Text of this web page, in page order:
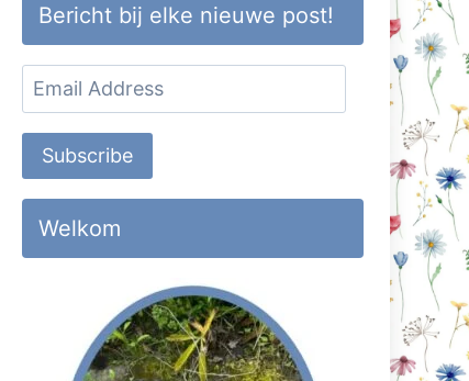
Bericht bij elke nieuwe post!
Email
Address
Subscribe
Welkom